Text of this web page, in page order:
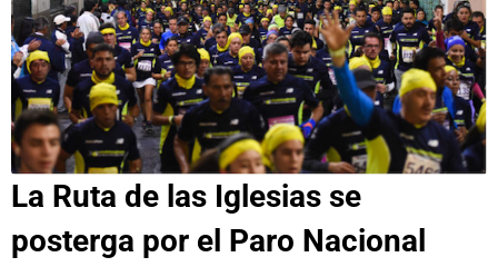
La Ruta de las Iglesias se
posterga por el Paro Nacional